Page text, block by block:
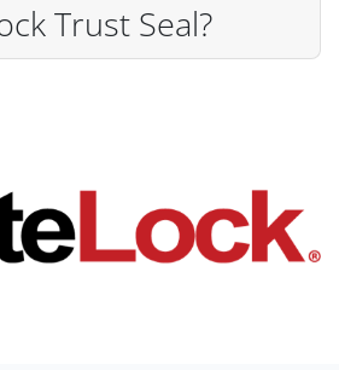
Trust Seal?